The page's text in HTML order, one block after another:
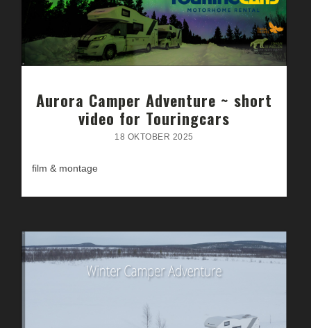
Aurora Camper Adventure ~ short
video for Touringcars
18 OKTOBER 2025
film & montage